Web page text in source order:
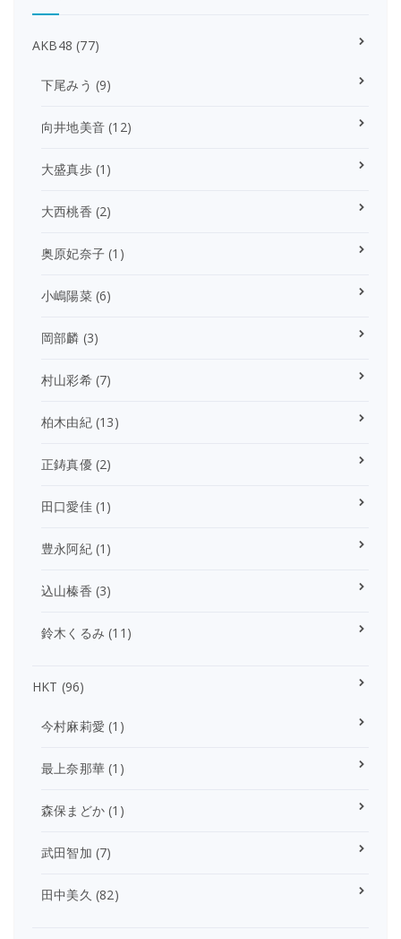
AKB48 (77)
下尾みう (9)
向井地美音 (12)
大盛真歩(1)
大西桃香 (2)
奥原妃奈子 (1)
小嶋陽菜(6)
岡部麟 (3)
村山彩希(7)
柏木由紀(13)
正鋳真優(2)
田口愛佳(1)
豊永阿紀(1)
込山榛香 (3)
鈴木くるみ (11)
HKT (96)
今村麻莉愛 (1)
最上奈那華 (1)
森保まどか (1)
武田智加 (7)
田中美久 (82)